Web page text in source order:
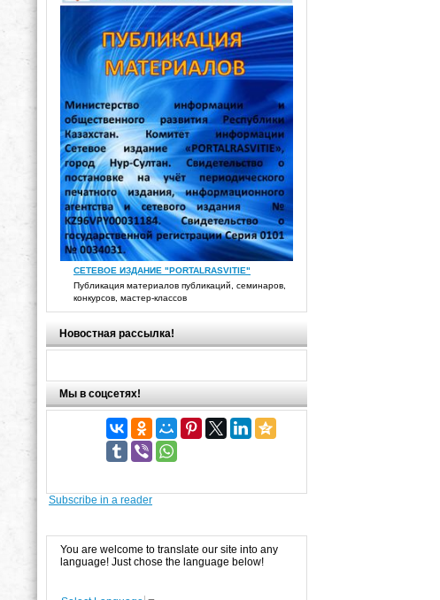
СЕТЕВОЕ ИЗДАНИЕ "PORTALRASVITIE"
Публикация материалов публикаций, семинаров,
конкурсов, мастер-классов
Новостная рассылка!
Мы в соцсетях!
Subscribe in a reader
You are welcome to translate our site into any
language! Just chose the language below!